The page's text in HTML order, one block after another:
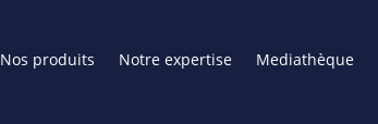
Nos produits Notre expertise Mediathèque